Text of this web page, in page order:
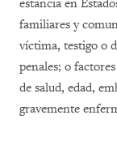
estancia en
familiares y
víctima, testigo o
penales; o
de salud, edad,
gravemente